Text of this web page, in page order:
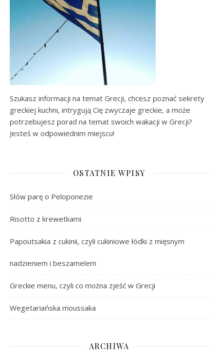
Szukasz informacji na temat Grecji, chcesz poznać sekrety
greckiej kuchni, intrygują Cię zwyczaje greckie, a może
potrzebujesz porad na temat swoich wakacji w Grecji?
Jesteś w odpowiednim miejscu!
OSTATNIE WPISY
Słów parę o Peloponezie
Risotto z krewetkami
Papoutsakia z cukinii, czyli cukiniowe łódki z mięsnym
nadzieniem i beszamelem
Greckie menu, czyli co można zjeść w Grecji
Wegetariańska moussaka
ARCHIWA